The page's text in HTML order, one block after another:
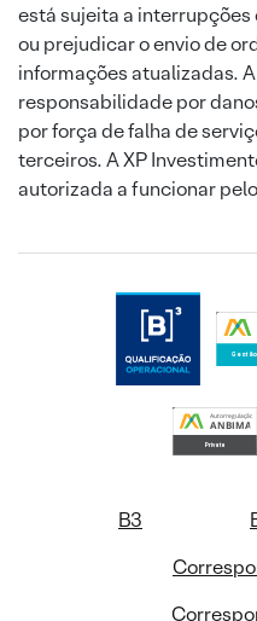
está sujeita a
ou prejudicar o envio de
informações atualizadas.
responsabilidade por
por força de falha de
terceiros. A XP
autorizada a funcionar
B3